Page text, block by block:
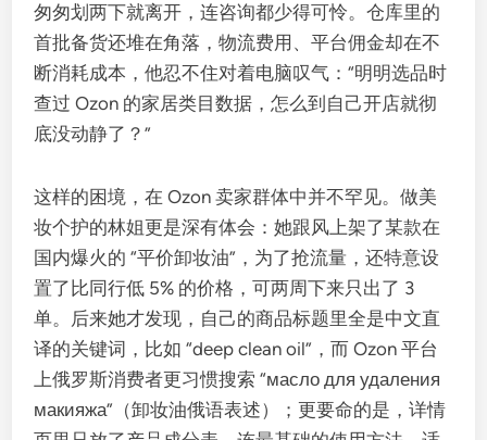
匆匆划两下就离开，连咨询都少得可怜。仓库里的
首批备货还堆在角落，物流费用、平台佣金却在不
断消耗成本，他忍不住对着电脑叹气：“明明选品时
查过 Ozon 的家居类目数据，怎么到自己开店就彻
底没动静了？”
这样的困境，在 Ozon 卖家群体中并不罕见。做美
妆个护的林姐更是深有体会：她跟风上架了某款在
国内爆火的 “平价卸妆油”，为了抢流量，还特意设
置了比同行低 5% 的价格，可两周下来只出了 3
单。后来她才发现，自己的商品标题里全是中文直
译的关键词，比如 “deep clean oil”，而 Ozon 平台
上俄罗斯消费者更习惯搜索 “масло для удаления
макияжа”（卸妆油俄语表述）；更要命的是，详情